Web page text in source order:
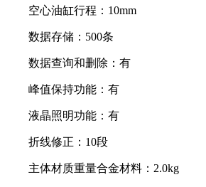
空心油缸行程：10mm
数据存储：500条
数据查询和删除：有
峰值保持功能：有
液晶照明功能：有
折线修正：10段
主体材质重量合金材料：2.0kg